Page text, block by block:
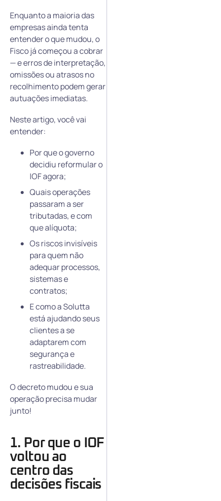
Enquanto a maioria das
empresas ainda tenta
entender o que mudou, o
Fisco já começou a cobrar
— e erros de interpretação,
omissões ou atrasos no
recolhimento podem gerar
autuações imediatas.
Neste artigo, você vai
entender:
Por que o governo
decidiu reformular o
IOF agora;
Quais operações
passaram a ser
tributadas, e com
que alíquota;
Os riscos invisíveis
para quem não
adequar processos,
sistemas e
contratos;
E como a Solutta
está ajudando seus
clientes a se
adaptarem com
segurança e
rastreabilidade.
O decreto mudou e sua
operação precisa mudar
junto!
1. Por que o IOF
voltou ao
centro das
decisões fiscais